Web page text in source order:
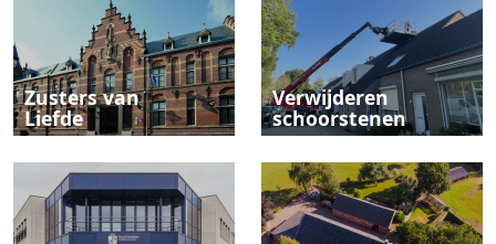
Zusters van
Liefde
Verwijderen
schoorstenen